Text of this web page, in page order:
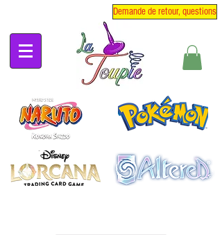
Demande de retour, questions